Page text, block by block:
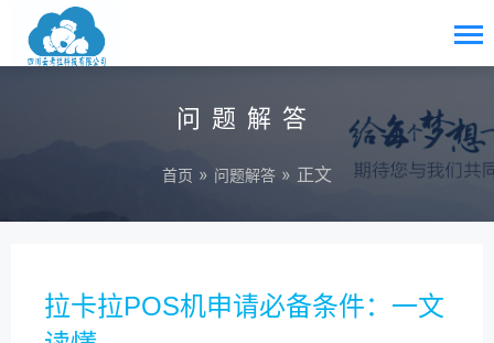
问题解答
首页 » 问题解答 » 正文
拉卡拉POS机申请必备条件：一文